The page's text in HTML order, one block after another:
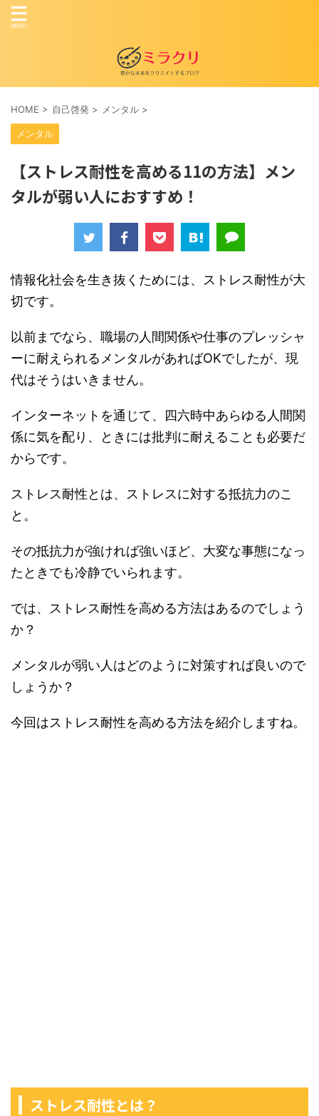
HOME > 自己啓発 > メンタル >
メンタル
【ストレス耐性を高める11の方法】メン
タルが弱い人におすすめ！
情報化社会を生き抜くためには、ストレス耐性が大
切です。
以前までなら、職場の人間関係や仕事のプレッシャ
ーに耐えられるメンタルがあればOKでしたが、現
代はそうはいきません。
インターネットを通じて、四六時中あらゆる人間関
係に気を配り、ときには批判に耐えることも必要だ
からです。
ストレス耐性とは、ストレスに対する抵抗力のこ
と。
その抵抗力が強ければ強いほど、大変な事態になっ
たときでも冷静でいられます。
では、ストレス耐性を高める方法はあるのでしょう
か？
メンタルが弱い人はどのように対策すれば良いので
しょうか？
今回はストレス耐性を高める方法を紹介しますね。
ストレス耐性とは？